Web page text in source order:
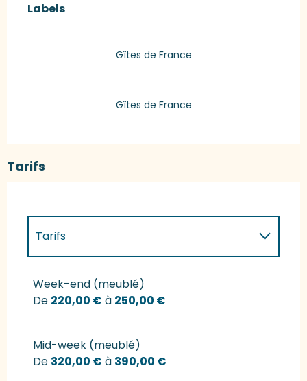
Labels
Labels
Gîtes de France
Gîtes de France
Tarifs
Tarifs
Tarifs 2027
Week-end (meublé)
De 220,00 € à 250,00 €
Mid-week (meublé)
De 320,00 € à 390,00 €